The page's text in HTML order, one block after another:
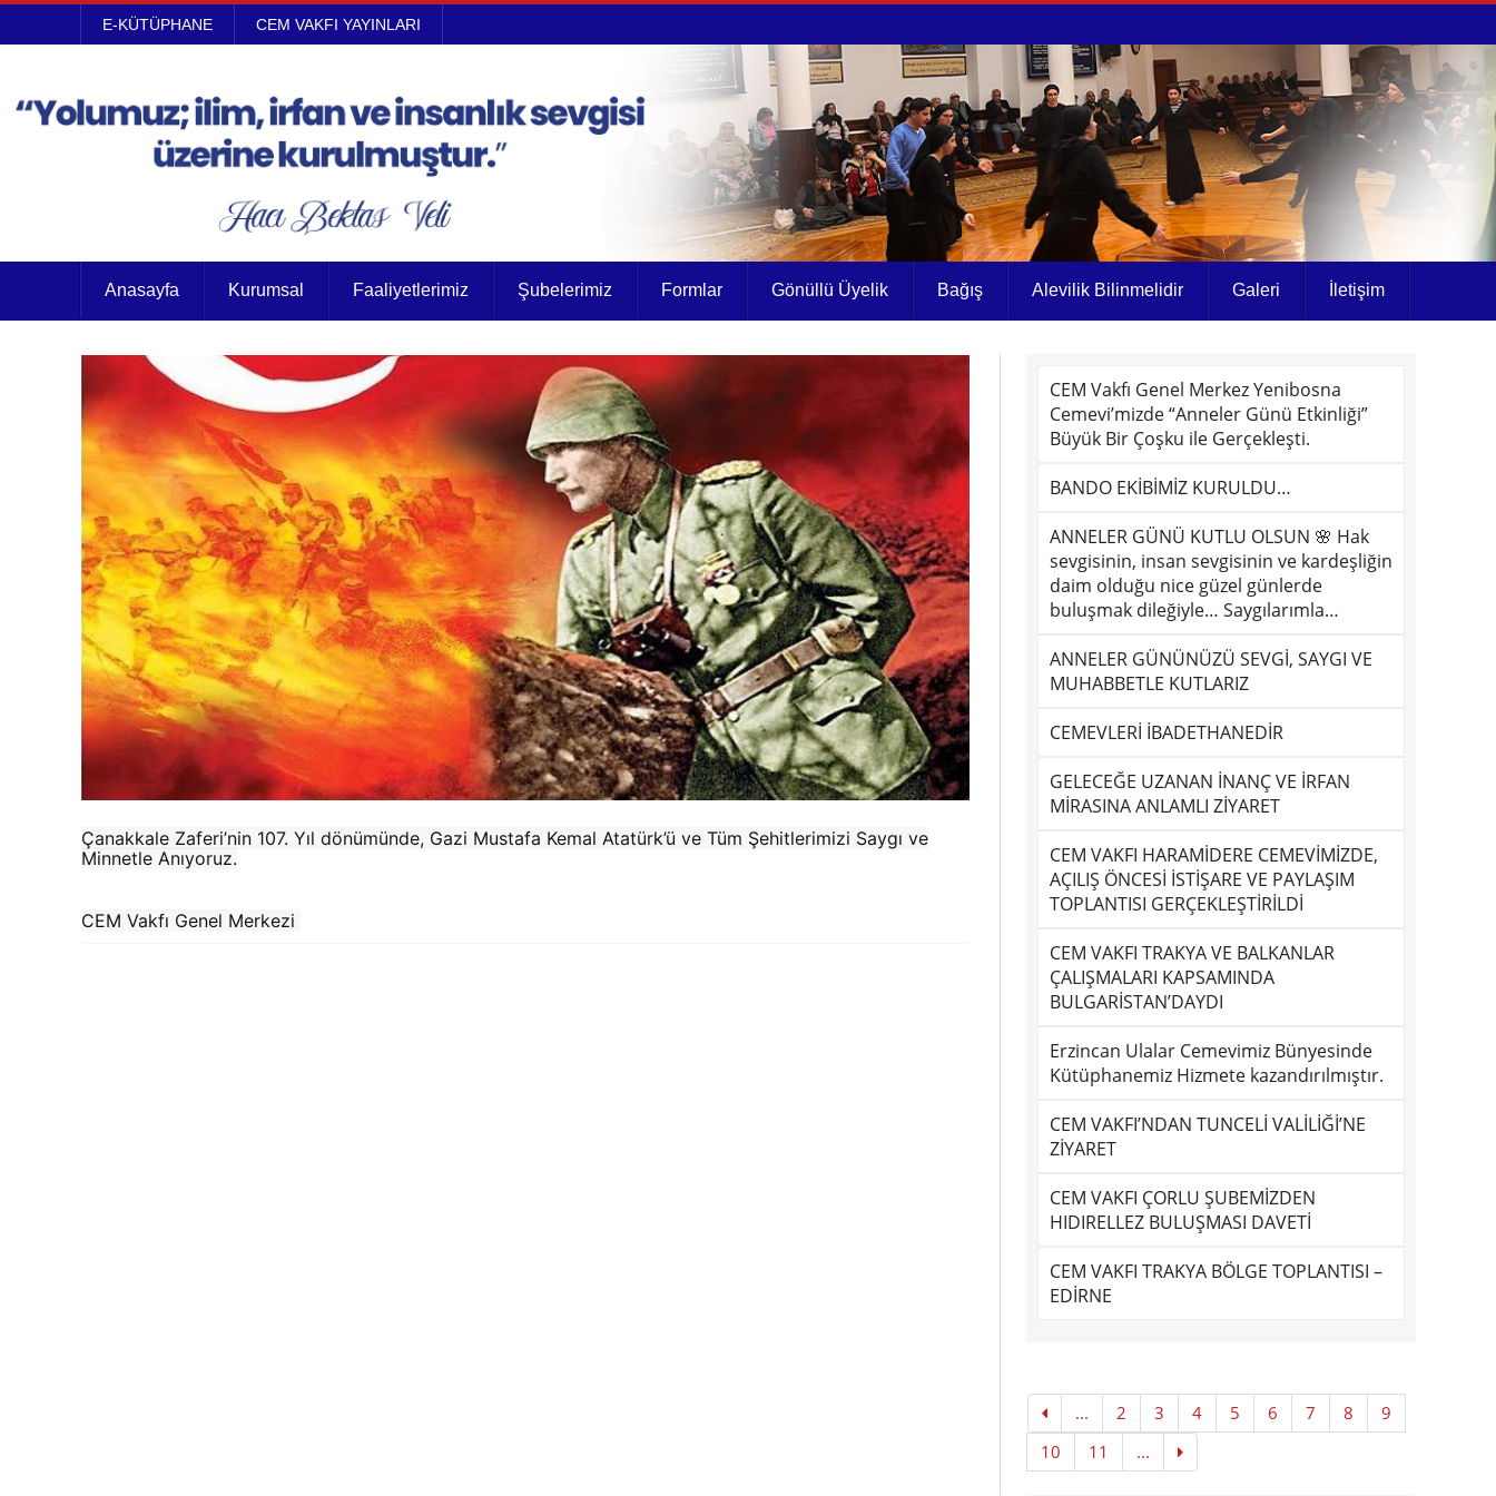
E-KÜTÜPHANE CEM VAKFI YAYINLARI
Anasayfa Kurumsal Faaliyetlerimiz Şubelerimiz Formlar Gönüllü Üyelik Bağış Alevilik Bilinmelidir Galeri İletişim
Çanakkale Zaferi’nin 107. Yıl dönümünde, Gazi Mustafa Kemal Atatürk’ü ve Tüm Şehitlerimizi Saygı ve
Minnetle Anıyoruz.
CEM Vakfı Genel Merkezi
CEM Vakfı Genel Merkez Yenibosna
Cemevi’mizde “Anneler Günü Etkinliği”
Büyük Bir Çoşku ile Gerçekleşti.
BANDO EKİBİMİZ KURULDU…
ANNELER GÜNÜ KUTLU OLSUN 🌸 Hak
sevgisinin, insan sevgisinin ve kardeşliğin
daim olduğu nice güzel günlerde
buluşmak dileğiyle… Saygılarımla…
ANNELER GÜNÜNÜZÜ SEVGİ, SAYGI VE
MUHABBETLE KUTLARIZ
CEMEVLERİ İBADETHANEDİR
GELECEĞE UZANAN İNANÇ VE İRFAN
MİRASINA ANLAMLI ZİYARET
CEM VAKFI HARAMİDERE CEMEVİMİZDE,
AÇILIŞ ÖNCESİ İSTİŞARE VE PAYLAŞIM
TOPLANTISI GERÇEKLEŞTİRİLDİ
CEM VAKFI TRAKYA VE BALKANLAR
ÇALIŞMALARI KAPSAMINDA
BULGARİSTAN’DAYDI
Erzincan Ulalar Cemevimiz Bünyesinde
Kütüphanemiz Hizmete kazandırılmıştır.
CEM VAKFI’NDAN TUNCELİ VALİLİĞİ’NE
ZİYARET
CEM VAKFI ÇORLU ŞUBEMİZDEN
HIDIRELLEZ BULUŞMASI DAVETİ
CEM VAKFI TRAKYA BÖLGE TOPLANTISI –
EDİRNE
... 2 3 4 5 6 7 8
9
10
11 ...